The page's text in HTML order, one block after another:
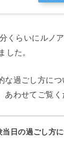
くらいにルノ
した。
な過ごし方に
あわせてご覧く
日の過ごし方